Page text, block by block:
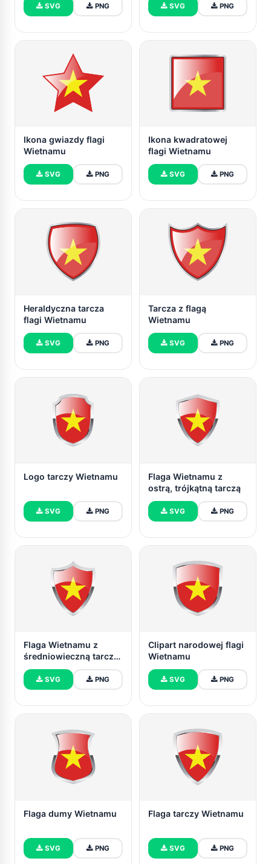
SVG PNG SVG PNG
Ikona gwiazdy flagi
Wietnamu
SVG PNG
Ikona kwadratowej
flagi Wietnamu
SVG PNG
Heraldyczna tarcza
flagi Wietnamu
SVG PNG
Tarcza z flagą
Wietnamu
SVG PNG
Logo tarczy Wietnamu
SVG PNG
Flaga Wietnamu z
ostrą, trójkątną tarczą
SVG PNG
Flaga Wietnamu z
średniowieczną tarczą
grzewczą
SVG PNG
Clipart narodowej flagi
Wietnamu
SVG PNG
Flaga dumy Wietnamu
SVG PNG
Flaga tarczy Wietnamu
SVG PNG